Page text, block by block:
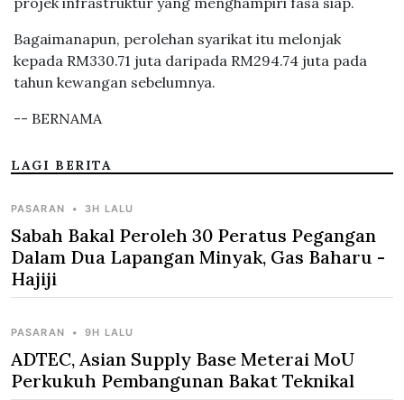
Bagaimanapun, perolehan syarikat itu melonjak
kepada RM330.71 juta daripada RM294.74 juta pada
tahun kewangan sebelumnya.
-- BERNAMA
LAGI BERITA
PASARAN • 3H LALU
Sabah Bakal Peroleh 30 Peratus Pegangan
Dalam Dua Lapangan Minyak, Gas Baharu -
Hajiji
PASARAN • 9H LALU
ADTEC, Asian Supply Base Meterai MoU
Perkukuh Pembangunan Bakat Teknikal